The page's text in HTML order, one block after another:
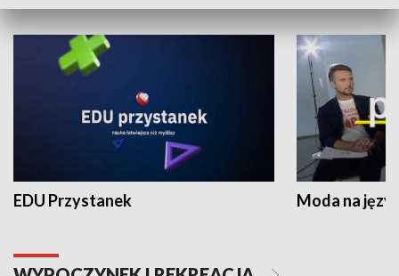
EDU Przystanek Moda na